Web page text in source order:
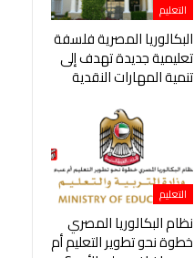
التعليم
البكالوريا المصرية فلسفة
تعليمية جديدة تهدف إلى
تنمية المهارات النقدية
التعليم
نظام البكالوريا المصري
خطوة نحو تطوير التعليم أم